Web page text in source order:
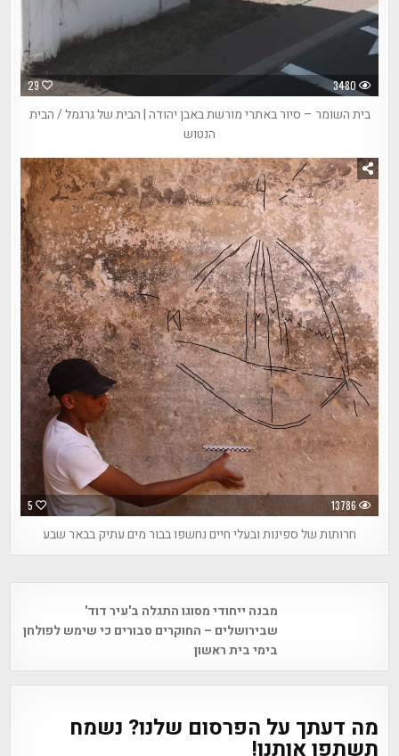
29 3480
בית השומר – סיור באתרי מורשת באבן יהודה | הבית של גרגמל / הבית
הנטוש
5 13786
חרותות של ספינות ובעלי חיים נחשפו בבור מים עתיק בבאר שבע
navigationמבנה ייחודי מסוגו התגלה ב'עיר דוד'
שבירושלים – החוקרים סבורים כי שימש לפולחן
בימי בית ראשון
מה דעתך על הפרסום שלנו? נשמח
תשתפו אותנו!